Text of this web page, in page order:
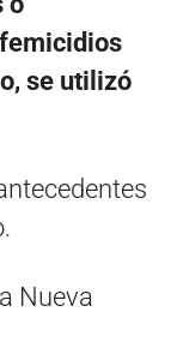
se utilizó
Nueva